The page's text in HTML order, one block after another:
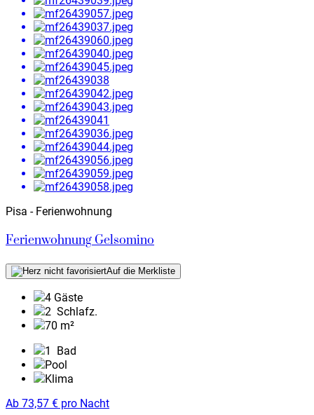
Pisa - Ferienwohnung
Ferienwohnung Gelsomino
Auf die Merkliste
4 Gäste
2 Schlafz.
70 m²
1
Bad
Pool
Klima
Ab 73,57 € pro Nacht